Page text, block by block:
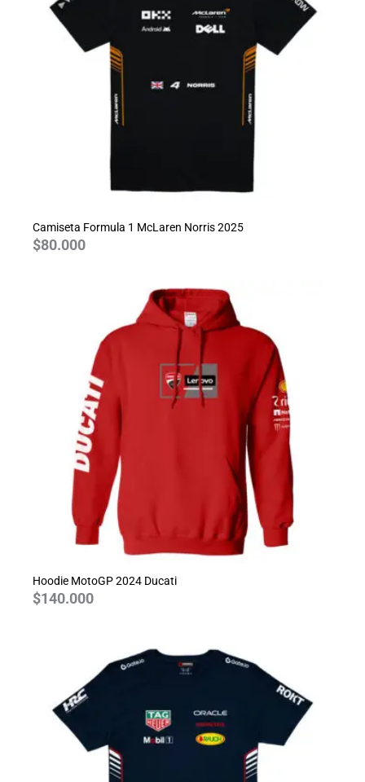
Camiseta Formula 1 McLaren Norris 2025
$80.000
Hoodie MotoGP 2024 Ducati
$140.000